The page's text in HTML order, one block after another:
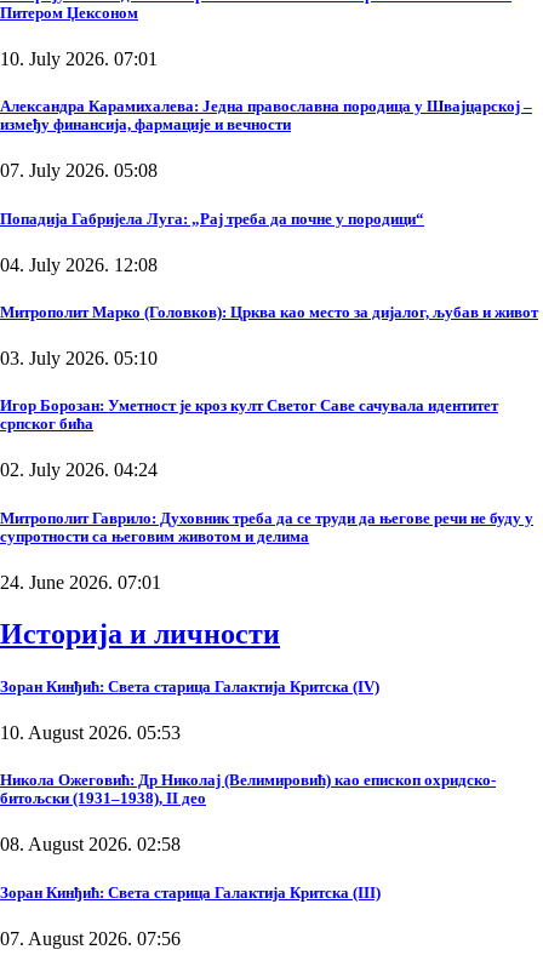
Питером Џексоном
10. July 2026. 07:01
Александра Карамихалева: Једна православна породица у Швајцарској –
између финансија, фармације и вечности
07. July 2026. 05:08
Попадија Габријела Луга: „Рај треба да почне у породици“
04. July 2026. 12:08
Митрополит Марко (Головков): Црква као место за дијалог, љубав и живот
03. July 2026. 05:10
Игор Борозан: Уметност је кроз култ Светог Саве сачувала идентитет
српског бића
02. July 2026. 04:24
Митрополит Гаврило: Духовник треба да се труди да његове речи не буду у
супротности са његовим животом и делима
24. June 2026. 07:01
Историја и личности
Зоран Кинђић: Света старица Галактија Критска (IV)
10. August 2026. 05:53
Никола Ожеговић: Др Николај (Велимировић) као епископ охридско-
битољски (1931–1938), II део
08. August 2026. 02:58
Зоран Кинђић: Света старица Галактија Критска (III)
07. August 2026. 07:56